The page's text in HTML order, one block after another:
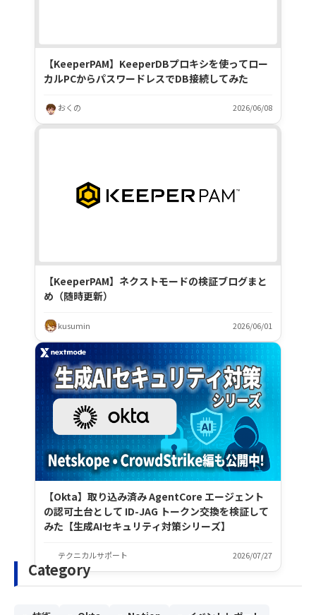
【KeeperPAM】KeeperDBプロキシを使ってロー
カルPCからパスワードレスでDB接続してみた
おくの 2026/06/08
【KeeperPAM】ネクストモードの検証ブログまと
め（随時更新）
kusumin 2026/06/01
【Okta】取り込み済み AgentCore エージェント
の認可土台として ID-JAG トークン交換を検証して
みた【生成AIセキュリティ対策シリーズ】
テクニカルサポート 2026/07/27
Category